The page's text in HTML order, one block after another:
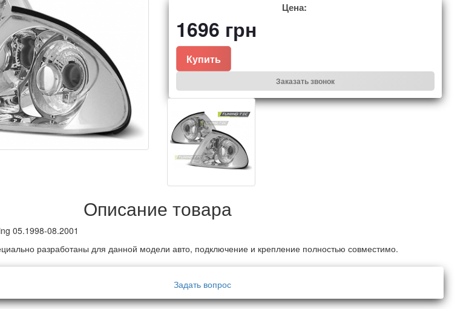
Цена:
1696 грн
Купить
Заказать звонок
Описание товара
05.1998-08.2001
разработаны для данной модели авто, подключение и крепление полностью совместимо.
Задать вопрос